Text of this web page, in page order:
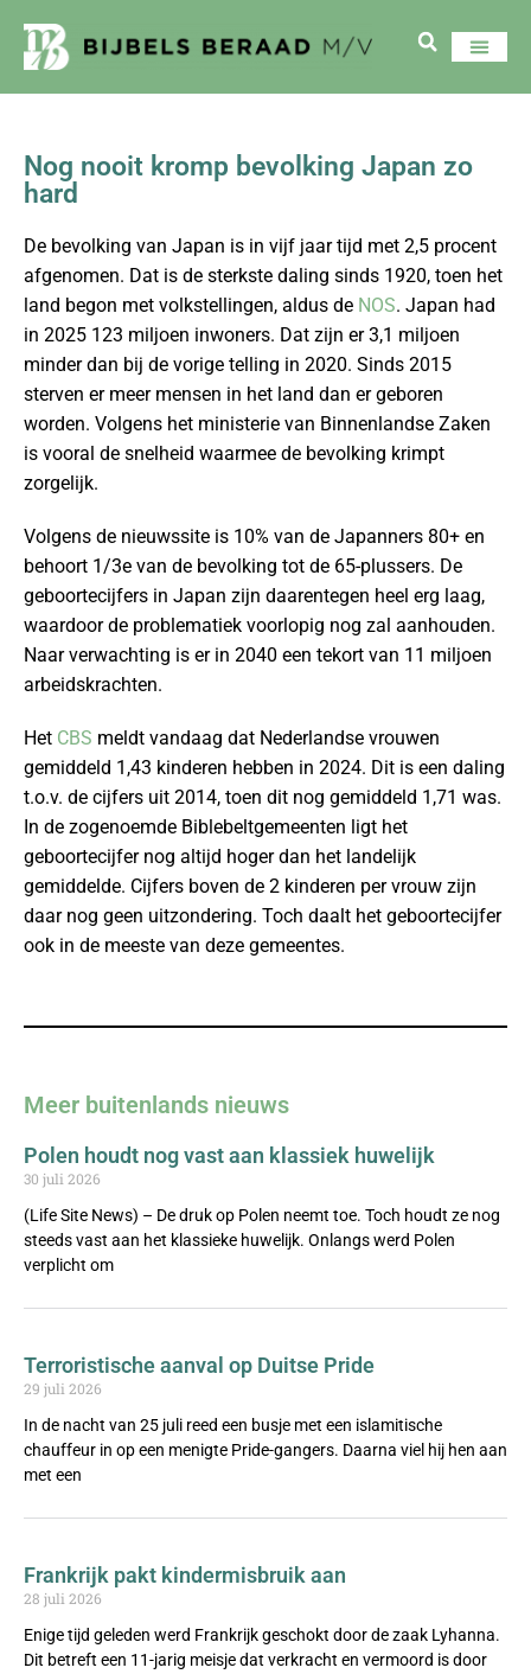
Nog nooit kromp bevolking Japan zo
hard
De bevolking van Japan is in vijf jaar tijd met 2,5 procent
afgenomen. Dat is de sterkste daling sinds 1920, toen het
land begon met volkstellingen, aldus de NOS. Japan had
in 2025 123 miljoen inwoners. Dat zijn er 3,1 miljoen
minder dan bij de vorige telling in 2020. Sinds 2015
sterven er meer mensen in het land dan er geboren
worden. Volgens het ministerie van Binnenlandse Zaken
is vooral de snelheid waarmee de bevolking krimpt
zorgelijk.
Volgens de nieuwssite is 10% van de Japanners 80+ en
behoort 1/3e van de bevolking tot de 65-plussers. De
geboortecijfers in Japan zijn daarentegen heel erg laag,
waardoor de problematiek voorlopig nog zal aanhouden.
Naar verwachting is er in 2040 een tekort van 11 miljoen
arbeidskrachten.
Het CBS meldt vandaag dat Nederlandse vrouwen
gemiddeld 1,43 kinderen hebben in 2024. Dit is een daling
t.o.v. de cijfers uit 2014, toen dit nog gemiddeld 1,71 was.
In de zogenoemde Biblebeltgemeenten ligt het
geboortecijfer nog altijd hoger dan het landelijk
gemiddelde. Cijfers boven de 2 kinderen per vrouw zijn
daar nog geen uitzondering. Toch daalt het geboortecijfer
ook in de meeste van deze gemeentes.
Meer buitenlands nieuws
Polen houdt nog vast aan klassiek huwelijk
30 juli 2026
(Life Site News) – De druk op Polen neemt toe. Toch houdt ze nog
steeds vast aan het klassieke huwelijk. Onlangs werd Polen
verplicht om
Terroristische aanval op Duitse Pride
29 juli 2026
In de nacht van 25 juli reed een busje met een islamitische
chauffeur in op een menigte Pride-gangers. Daarna viel hij hen aan
met een
Frankrijk pakt kindermisbruik aan
28 juli 2026
Enige tijd geleden werd Frankrijk geschokt door de zaak Lyhanna.
Dit betreft een 11-jarig meisje dat verkracht en vermoord is door